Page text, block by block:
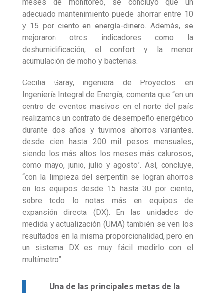
meses de monitoreo, se concluyó que un
adecuado mantenimiento puede ahorrar entre 10
y 15 por ciento en energía-dinero. Además, se
mejoraron otros indicadores como la
deshumidificación, el confort y la menor
acumulación de moho y bacterias.
Cecilia Garay, ingeniera de Proyectos en
Ingeniería Integral de Energía, comenta que “en un
centro de eventos masivos en el norte del país
realizamos un contrato de desempeño energético
durante dos años y tuvimos ahorros variantes,
desde cien hasta 200 mil pesos mensuales,
siendo los más altos los meses más calurosos,
como mayo, junio, julio y agosto”. Así, concluye,
“con la limpieza del serpentín se logran ahorros
en los equipos desde 15 hasta 30 por ciento,
sobre todo lo notas más en equipos de
expansión directa (DX). En las unidades de
medida y actualización (UMA) también se ven los
resultados en la misma proporcionalidad, pero en
un sistema DX es muy fácil medirlo con el
multímetro”.
Una de las principales metas de la